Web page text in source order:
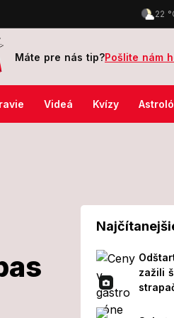
je pripravené?! Klimatologička
Máte pre nás tip?Pošlite nám
Videá Kvízy
zažili